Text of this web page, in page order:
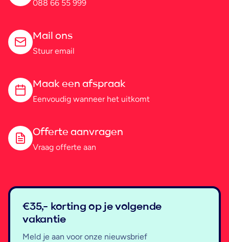
088 66 55 999
Mail ons
Stuur email
Maak een afspraak
Eenvoudig wanneer het uitkomt
Offerte aanvragen
Vraag offerte aan
€35,- korting op je volgende
vakantie
Meld je aan voor onze nieuwsbrief